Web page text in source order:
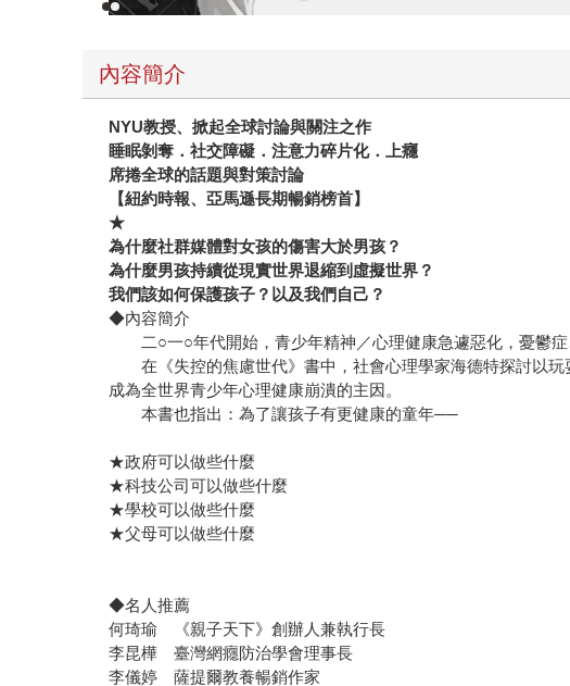
內容簡介
NYU教授、掀起全球討論與關注之作
睡眠剝奪．社交障礙．注意力碎片化．上癮
席捲全球的話題與對策討論
【紐約時報、亞馬遜長期暢銷榜首】
★
為什麼社群媒體對女孩的傷害大於男孩？
為什麼男孩持續從現實世界退縮到虛擬世界？
我們該如何保護孩子？以及我們自己？
◆內容簡介
二○一○年代開始，青少年精神／心理健康急遽惡化，憂鬱症
在《失控的焦慮世代》書中，社會心理學家海德特探討以玩
成為全世界青少年心理健康崩潰的主因。
本書也指出：為了讓孩子有更健康的童年──
★政府可以做些什麼
★科技公司可以做些什麼
★學校可以做些什麼
★父母可以做些什麼
◆名人推薦
何琦瑜 《親子天下》創辦人兼執行長
李昆樺 臺灣網癮防治學會理事長
李儀婷 薩提爾教養暢銷作家